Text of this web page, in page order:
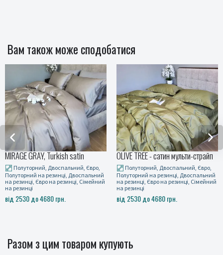
Вам також може сподобатися
OLIVE TREE - сатин мульти-страйп
Полуторний, Двоспальний, Євро,
Полуторний на резинці, Двоспальний
на резинці, Євро на резинці, Сімейний
на резинці
від 2530 до 4680 грн.
MULTI stripe WINE
Полуторний, Двоспальний, Євро,
Полуторний на резинці, Двоспальний
на резинці, Євро на резинці, Сімейний
на резинці
від 2530 до 4680 грн.
Разом з цим товаром купують